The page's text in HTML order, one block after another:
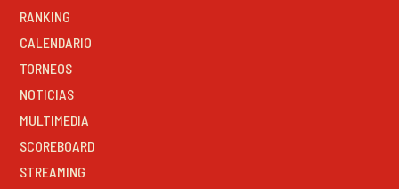
RANKING
CALENDARIO
TORNEOS
NOTICIAS
MULTIMEDIA
SCOREBOARD
STREAMING